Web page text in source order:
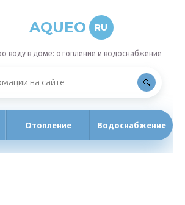
AQUEO RU
воду в доме: отопление и водоснабжение
Отопление Водоснабжение